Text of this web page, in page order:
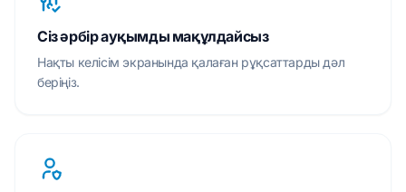
Сіз әрбір ауқымды мақұлдайсыз
Нақты келісім экранында қалаған рұқсаттарды дәл
беріңіз.